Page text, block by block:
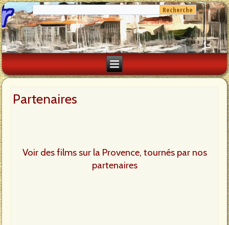
Partenaires
Voir des films sur la Provence, tournés par nos
partenaires